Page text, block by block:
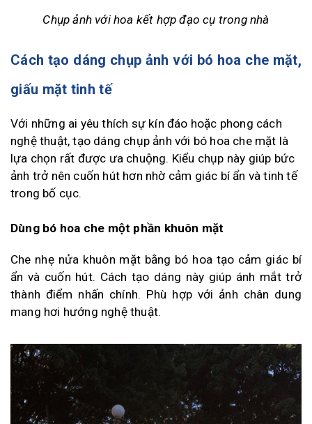
Chụp ảnh với hoa kết hợp đạo cụ trong nhà
Cách tạo dáng chụp ảnh với bó hoa che mặt,
giấu mặt tinh tế
Với những ai yêu thích sự kín đáo hoặc phong cách
nghệ thuật, tạo dáng chụp ảnh với bó hoa che mặt là
lựa chọn rất được ưa chuộng. Kiểu chụp này giúp bức
ảnh trở nên cuốn hút hơn nhờ cảm giác bí ẩn và tinh tế
trong bố cục.
Dùng bó hoa che một phần khuôn mặt
Che nhẹ nửa khuôn mặt bằng bó hoa tạo cảm giác bí
ẩn và cuốn hút. Cách tạo dáng này giúp ánh mắt trở
thành điểm nhấn chính. Phù hợp với ảnh chân dung
mang hơi hướng nghệ thuật.